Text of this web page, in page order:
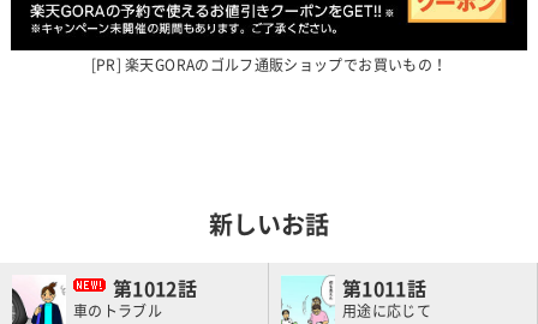
楽天GORAのゴルフ通販ショップでお買いもの！
新しいお話
1012
車のトラブル
1011
用途に応じて